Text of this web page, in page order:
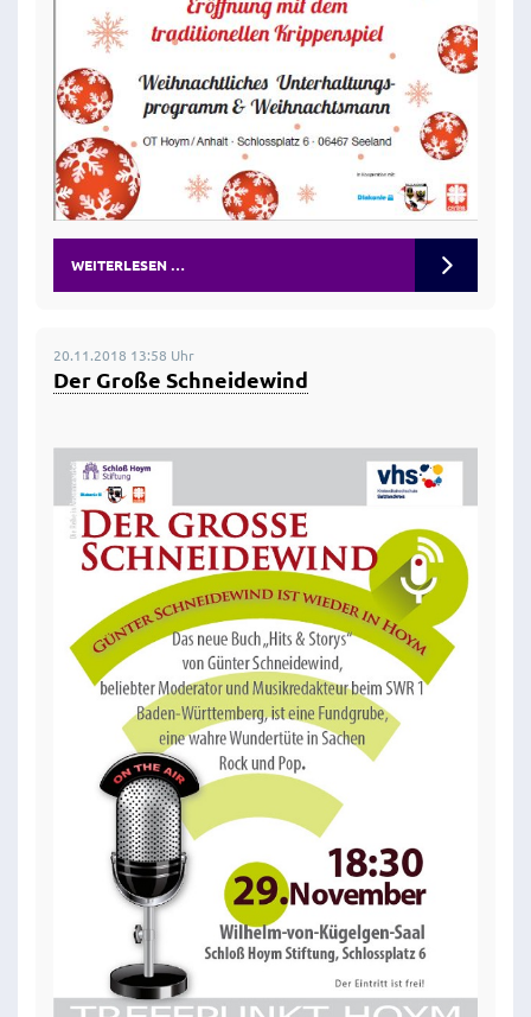
WEITERLESEN …
20.11.2018 13:58 Uhr
Der Große Schneidewind